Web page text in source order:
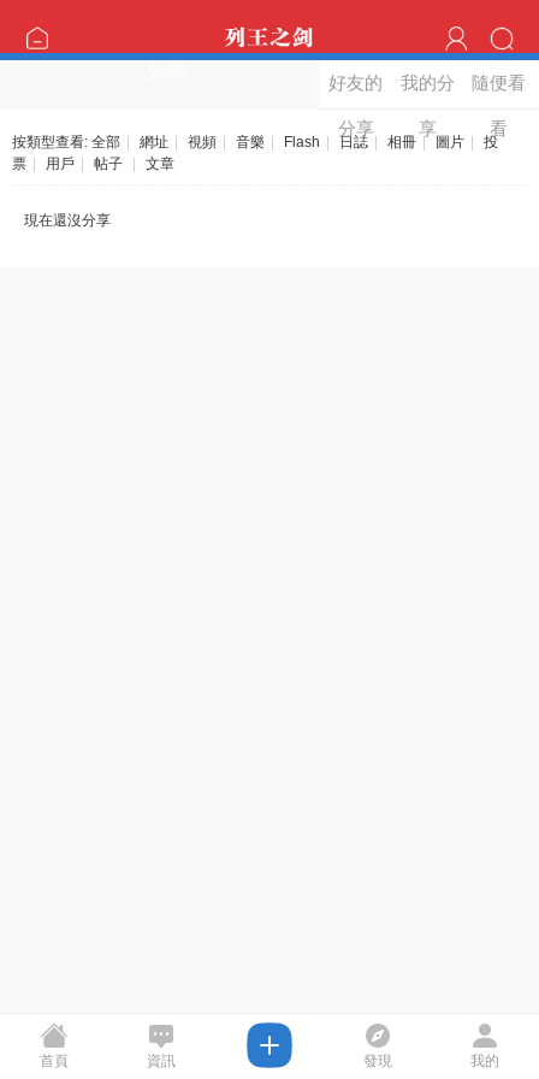
好友的
分享
我的分
享
隨便看
看
按類型查看: 全部 網址 視頻 音樂 Flash 日誌 相冊 | 圖片
投
票
用戶 帖子 文章
現在還沒分享
首頁 資訊 發現 我的